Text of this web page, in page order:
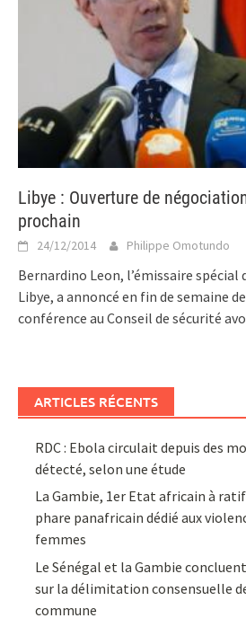
Libye : Ouverture de
prochain
24/12/2014 Philippe Omotundo
Bernardino Leon, l’émissaire spécial
Libye, a annoncé en fin de semaine
conférence au Conseil de sécurité
ARTICLES RÉCENTS
RDC : Ebola circulait depuis des
détecté, selon une étude
La Gambie, 1er Etat africain à
phare panafricain dédié aux
femmes
Le Sénégal et la Gambie
sur la délimitation consensuelle
commune